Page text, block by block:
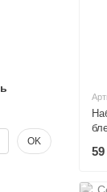
59
OK